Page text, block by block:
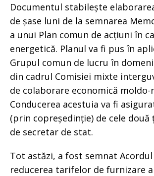
Documentul stabilește
de șase luni de la semnarea
a unui Plan comun de acțiuni în
energetică. Planul va fi pus în
Grupul comun de lucru în
din cadrul Comisiei mixte
de colaborare economică moldo-
Conducerea acestuia va fi
(prin copreședinție) de cele două
de secretar de stat.
Tot astăzi, a fost semnat
reducerea tarifelor de furnizare